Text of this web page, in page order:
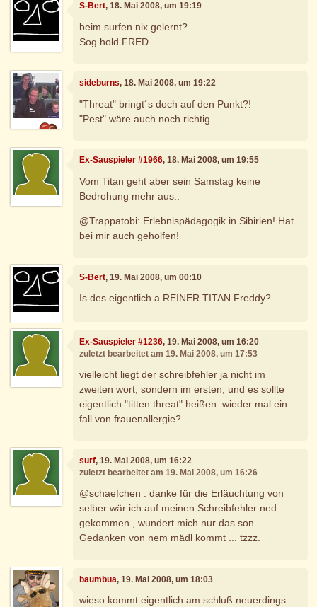
S-Bert, 18. Mai 2008, um 19:19
beim surfen nix gelernt?
Sog hold FRED
sideburns, 18. Mai 2008, um 19:22
"Threat" bringt´s doch auf den Punkt?!
"Pest" wäre auch noch richtig...
Ex-Sauspieler #1966, 18. Mai 2008, um 19:55
Vom Titan geht aber sein Samstag keine
Bedrohung mehr aus..
@Trappatobi: Erlebnispädagogik in Sibirien! Hat
bei mir auch geholfen!
S-Bert, 19. Mai 2008, um 00:10
Is des eigentlich a REINER TITAN Freddy?
Ex-Sauspieler #1236, 19. Mai 2008, um 16:20
zuletzt bearbeitet am 19. Mai 2008, um 17:53
vielleicht liegt der schreibfehler ja nicht im
zweiten wort, sondern im ersten, und es sollte
eigentlich "titten threat" heißen. wieder mal ein
fall von frauenallergie?
surf, 19. Mai 2008, um 16:22
zuletzt bearbeitet am 19. Mai 2008, um 16:26
@schaefchen : danke für die Erläuchtung von
selber wär ich auf meinen Schreibfehler ned
gekommen , wundert mich nur das son
Gedanken von nem mädl kommt ... tzzz.
baumbua, 19. Mai 2008, um 18:03
wieso kommt eigentlich am schluß neuerdings